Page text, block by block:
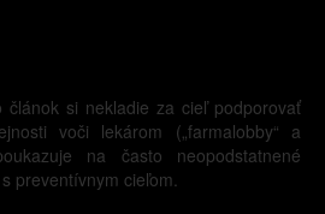
článok si nekladie za cieľ podporovať
voči lekárom („farmalobby“ a
na často neopodstatnené
preventívnym cieľom.